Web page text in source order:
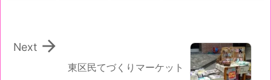
東区民てづくりマーケット

Next